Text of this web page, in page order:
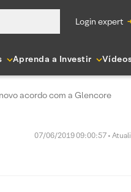
login expert
Aprenda a Investir
acordo com a Glencore
07/06/2019 09:00:57 •